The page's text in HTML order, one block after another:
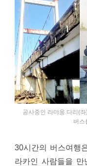
공사중인 라먀웅 다리(
버스
30시간의 버스여행
라카인 사람들을